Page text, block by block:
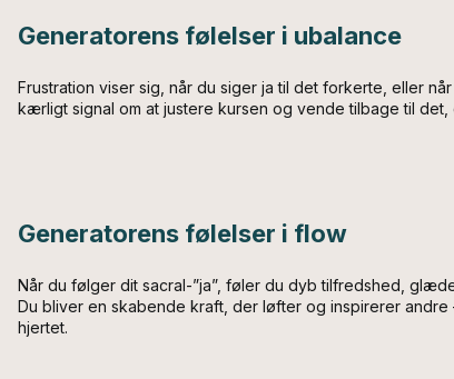
Generatorens følelser i ubalance
Frustration viser sig, når du siger ja til det forkerte, eller
kærligt signal om at justere kursen og vende tilbage til
Generatorens følelser i flow
Når du følger dit sacral-”ja”, føler du dyb tilfredshed,
Du bliver en skabende kraft, der løfter og inspirerer
hjertet.